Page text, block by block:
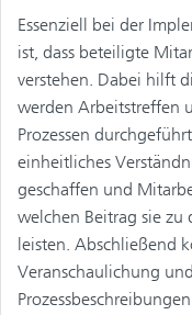
Essenziell bei der
ist, dass beteiligte
verstehen. Dabei hilft
werden Arbeitstreffen
Prozessen
einheitliches
geschaffen und
welchen Beitrag sie zu
leisten. Abschließend
Veranschaulichung